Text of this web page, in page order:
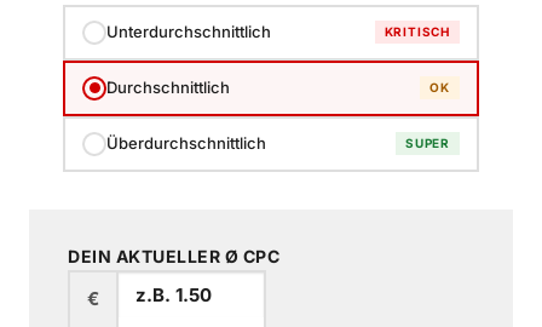
Unterdurchschnittlich KRITISCH
Durchschnittlich OK
Überdurchschnittlich SUPER
DEIN AKTUELLER Ø CPC
€